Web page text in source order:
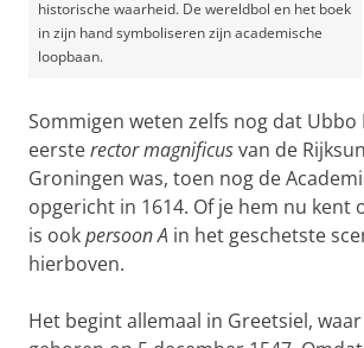
historische waarheid. De wereldbol en het boek
in zijn hand symboliseren zijn academische
loopbaan.
Sommigen weten zelfs nog dat Ubbo
eersterector magnificusvan de
Groningen was, toen nog de
opgericht in 1614. Of je hem nu kent
is ookpersoon A in het geschetste
hierboven.
Het begint allemaal in Greetsiel,